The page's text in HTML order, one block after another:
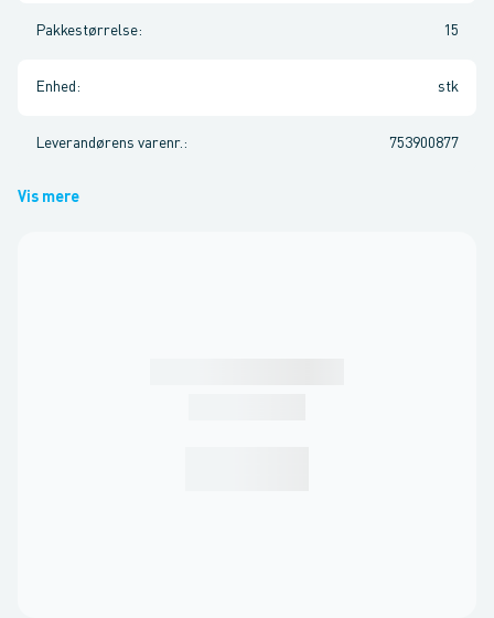
Pakkestørrelse: 15
Enhed : stk
Leverandørens varenr. : 753900877
Vis mere